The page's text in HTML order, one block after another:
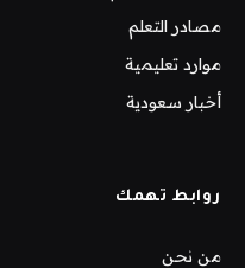
مصادر التعلم
موارد تعليمية
أخبار سعودية
روابط تهمك
من نحن